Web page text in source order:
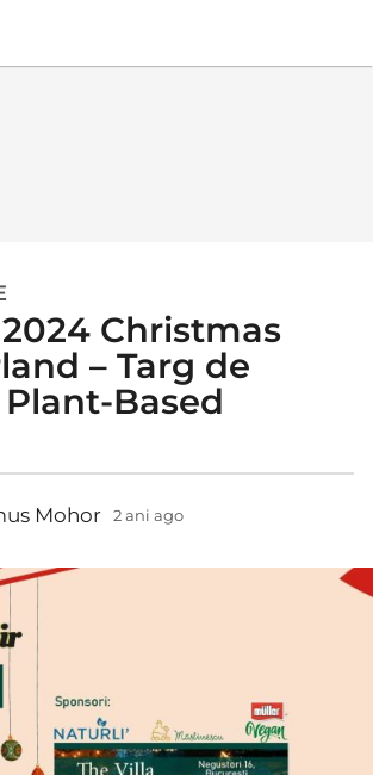
Christmas
– Targ de
Based
Mohor 2 ani ago